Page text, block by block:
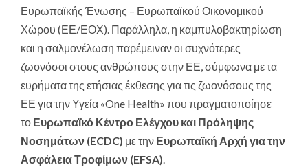
Ευρωπαϊκής Ένωσης – Ευρωπαϊκού Οικονομικού
Χώρου (ΕΕ/ΕΟΧ). Παράλληλα, η καμπυλοβακτηρίωση
και η σαλμονέλωση παρέμειναν οι συχνότερες
ζωονόσοι στους ανθρώπους στην ΕΕ, σύμφωνα με τα
ευρήματα της ετήσιας έκθεσης για τις ζωονόσους της
ΕΕ για την Υγεία «One Health» που πραγματοποίησε
το Ευρωπαϊκό Κέντρο Ελέγχου και Πρόληψης
Νοσημάτων (ECDC) με την Ευρωπαϊκή Αρχή για την
Ασφάλεια Τροφίμων (EFSA).